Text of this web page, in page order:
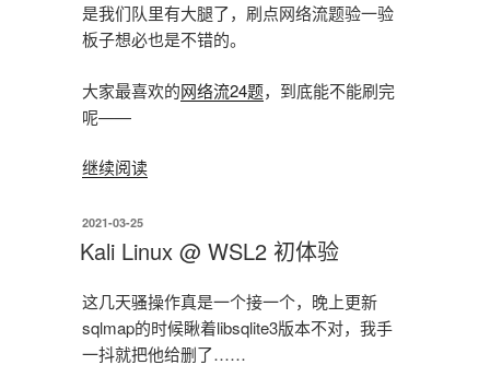
是我们队里有大腿了，刷点网络流题验一验
板子想必也是不错的。
大家最喜欢的网络流24题，到底能不能刷完
呢——
继续阅读“我
起
络
流，
一
发
布
于
2021-03-25
Kali Linux @ WSL2 初体验
这几天骚操作真是一个接一个，晚上更新
sqlmap的时候瞅着libsqlite3版本不对，我手
一抖就把他给删了……